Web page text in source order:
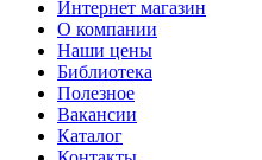
Интернет магазин
О компании
Наши цены
Библиотека
Полезное
Вакансии
Каталог